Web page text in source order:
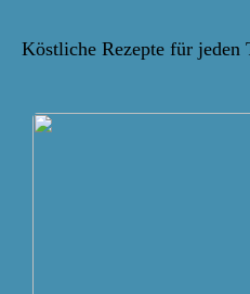
Köstliche Rezepte für jeden